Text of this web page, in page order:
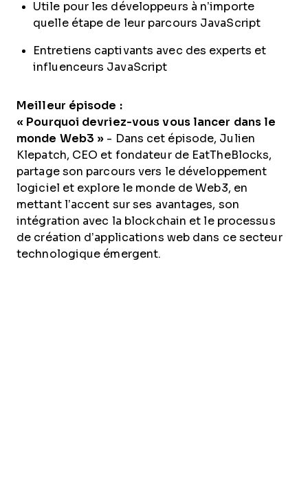
Utile pour les développeurs à n’importe
quelle étape de leur parcours JavaScript
Entretiens captivants avec des experts et
influenceurs JavaScript
Meilleur épisode :
« Pourquoi devriez-vous vous lancer dans le
monde Web3 » - Dans cet épisode, Julien
Klepatch, CEO et fondateur de EatTheBlocks,
partage son parcours vers le développement
logiciel et explore le monde de Web3, en
mettant l’accent sur ses avantages, son
intégration avec la blockchain et le processus
de création d’applications web dans ce secteur
technologique émergent.